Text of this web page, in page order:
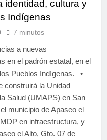
identidad, cultura y
Indígenas
7 minutos
a nuevas
en el padrón estatal, en el
Pueblos Indígenas. •
construirá la Unidad
Salud (UMAPS) en San
municipio de Apaseo el
en infraestructura, y
el Alto, Gto. 07 de